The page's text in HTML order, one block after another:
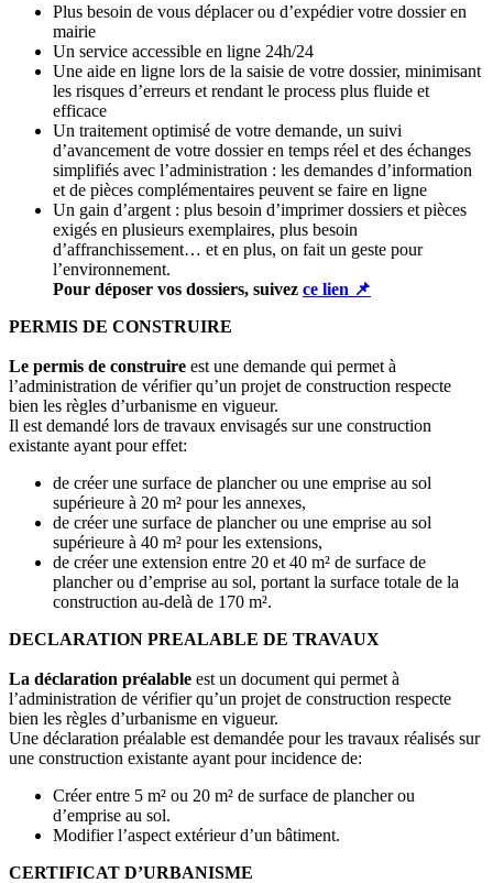
Plus besoin de vous déplacer ou d’expédier votre dossier en
mairie
Un service accessible en ligne 24h/24
Une aide en ligne lors de la saisie de votre dossier, minimisant
les risques d’erreurs et rendant le process plus fluide et
efficace
Un traitement optimisé de votre demande, un suivi
d’avancement de votre dossier en temps réel et des échanges
simplifiés avec l’administration : les demandes d’information
et de pièces complémentaires peuvent se faire en ligne
Un gain d’argent : plus besoin d’imprimer dossiers et pièces
exigés en plusieurs exemplaires, plus besoin
d’affranchissement… et en plus, on fait un geste pour
l’environnement.
Pour déposer vos dossiers, suivez ce lien 📌
PERMIS DE CONSTRUIRE
Le permis de construire est une demande qui permet à
l’administration de vérifier qu’un projet de construction respecte
bien les règles d’urbanisme en vigueur.
Il est demandé lors de travaux envisagés sur une construction
existante ayant pour effet:
de créer une surface de plancher ou une emprise au sol
supérieure à 20 m² pour les annexes,
de créer une surface de plancher ou une emprise au sol
supérieure à 40 m² pour les extensions,
de créer une extension entre 20 et 40 m² de surface de
plancher ou d’emprise au sol, portant la surface totale de la
construction au-delà de 170 m².
DECLARATION PREALABLE DE TRAVAUX
La déclaration préalable est un document qui permet à
l’administration de vérifier qu’un projet de construction respecte
bien les règles d’urbanisme en vigueur.
Une déclaration préalable est demandée pour les travaux réalisés sur
une construction existante ayant pour incidence de:
Créer entre 5 m² ou 20 m² de surface de plancher ou
d’emprise au sol.
Modifier l’aspect extérieur d’un bâtiment.
CERTIFICAT D’URBANISME